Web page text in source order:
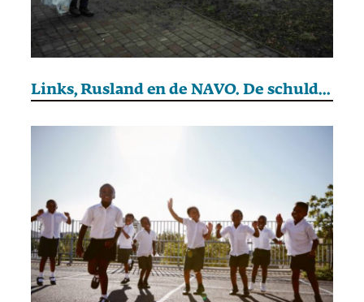
Links, Rusland en de NAVO. De schuld bij Poetin leggen pleit het Westen niet vrij